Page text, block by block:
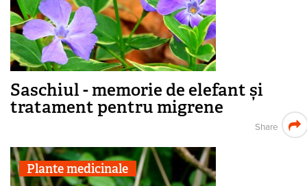
Saschiul - memorie de elefant și
tratament pentru migrene
Share
Plante medicinale